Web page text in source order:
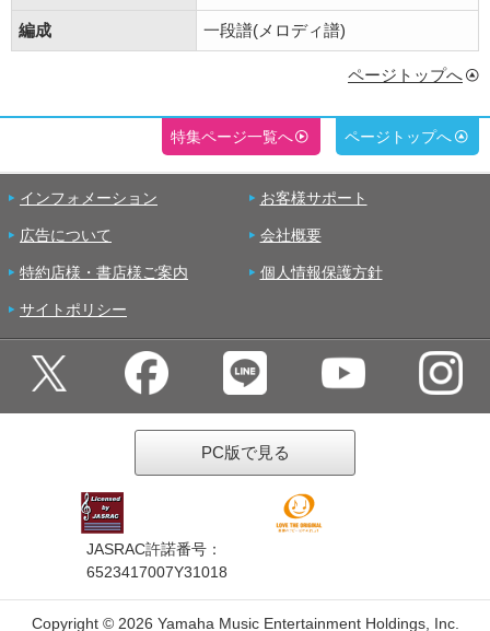
編成 一段譜(メロディ譜)
ページトップへ
特集ページ一覧へ ページトップへ
インフォメーション お客様サポート
広告について 会社概要
特約店様・書店様ご案内 個人情報保護方針
サイトポリシー
PC版で見る
JASRAC許諾番号：
6523417007Y31018
Copyright © 2026 Yamaha Music Entertainment Holdings, Inc.